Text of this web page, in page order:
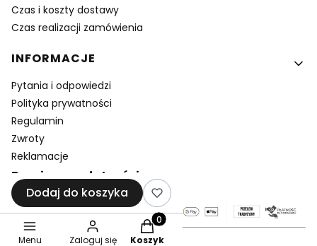
Czas i koszty dostawy
Czas realizacji zamówienia
INFORMACJE
Pytania i odpowiedzi
Polityka prywatności
Regulamin
Zwroty
Reklamacje
Bezpieczne płatności
Dodaj do koszyka
Menu Zaloguj się
Produkty w koszyku: 0. Zobacz
Koszyk